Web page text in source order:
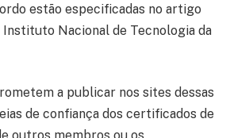
estão especificadas no artigo
Instituto Nacional de Tecnologia da
a publicar nos sites dessas
de confiança dos certificados de